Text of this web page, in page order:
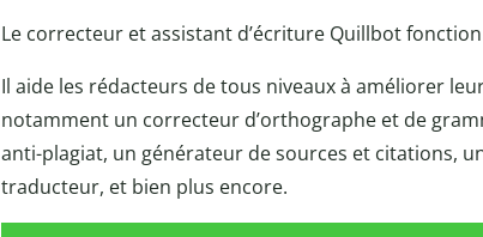
Le correcteur et assistant d’écriture Quillbot
Il aide les rédacteurs de tous niveaux à améliorer
notamment un correcteur d’orthographe et de
anti-plagiat, un générateur de sources et citations,
traducteur, et bien plus encore.